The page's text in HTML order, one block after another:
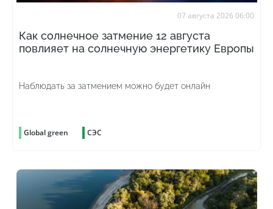
07 августа 2026 06:00
Как солнечное затмение 12 августа
повлияет на солнечную энергетику Европы
Наблюдать за затмением можно будет онлайн
Global green СЭС